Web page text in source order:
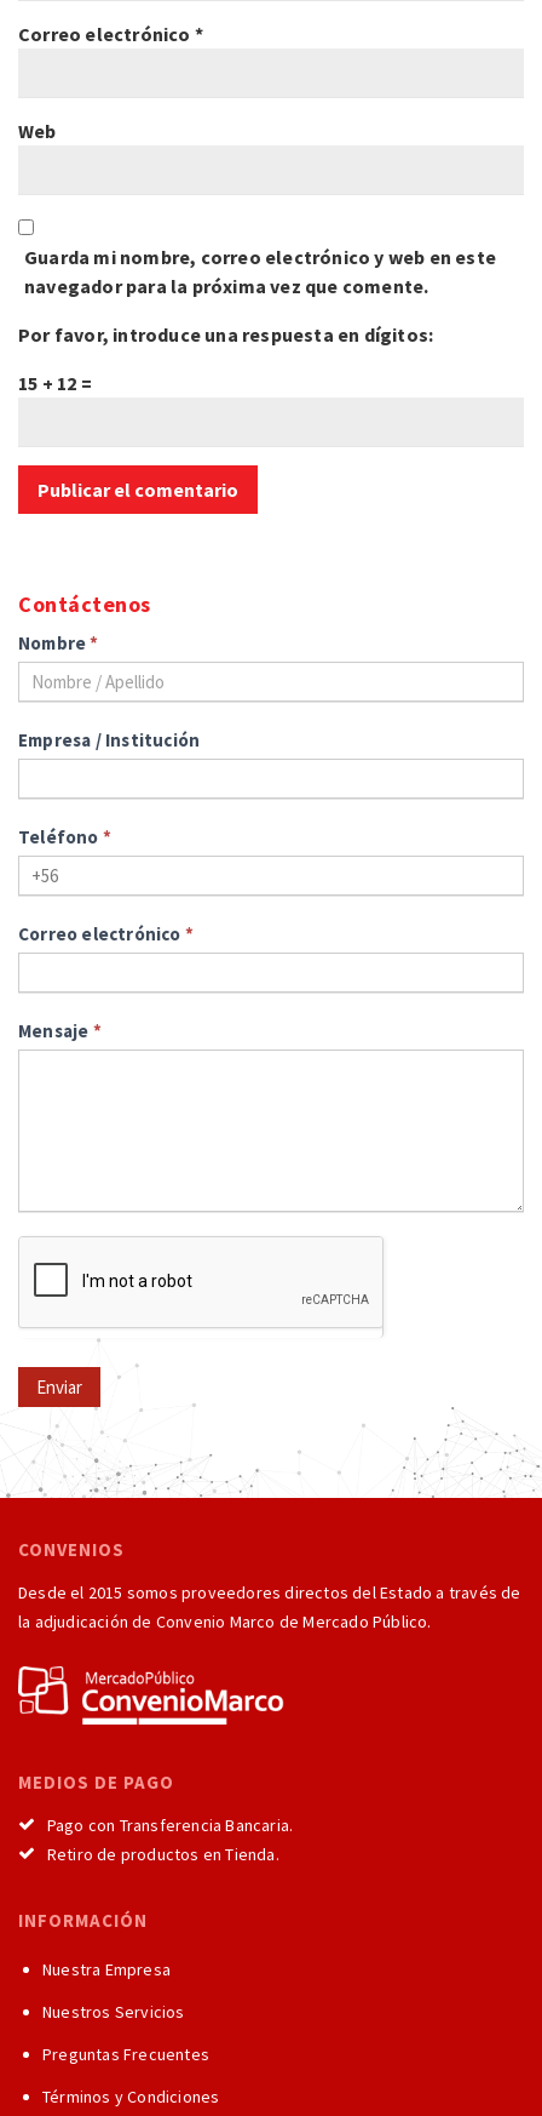
Correo electrónico *
Web
Guarda mi nombre, correo electrónico y web en este
navegador para la próxima vez que comente.
Por favor, introduce una respuesta en dígitos:
15 + 12 =
Contáctenos
Nombre*
Empresa / Institución
Teléfono *
Correo electrónico *
Mensaje *
Enviar
CONVENIOS
Desde el 2015 somos proveedores directos del Estado a través de
la adjudicación de Convenio Marco de Mercado Público.
MEDIOS DE PAGO
Pago con Transferencia Bancaria.
Retiro de productos en Tienda.
INFORMACIÓN
Nuestra Empresa
Nuestros Servicios
Preguntas Frecuentes
Términos y Condiciones